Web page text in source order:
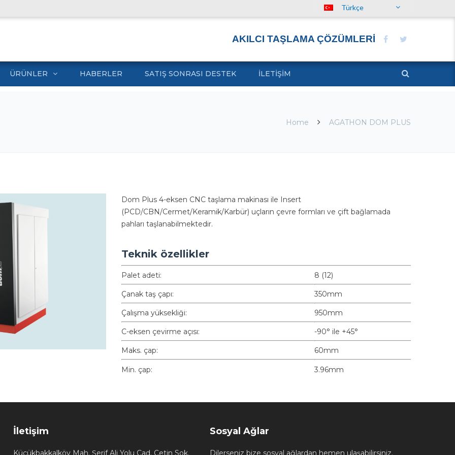
Türkçe
AKILCI TAŞLAMA ÇÖZÜMLERİ
ÜRÜNLER HABERLER SATIŞ SONRASI DESTEK İLETIŞIM
Home AGATHON DOM PLUS
Dom Plus 4-eksen CNC taşlama makinası ile Insert
(PCD/CBN/Cermet/Keramik/Karbür) uçların çevre formları ve çift bağlamada
pahları taşlanabilmektedir.
Teknik özellikler
Palet adeti: 8 (12)
Çanak taş çapı: 350mm
Çalışma yüksekliği: 950mm
C-eksen çevirme açısı: -90° ile +45°
Maks. çap: 60mm
Min. çap: 3.96mm
İletişim
Küçükbakkalköy Mah. Şerif Ali Yolu Cad. Çetin Sok.
Sosyal Ağlar
Dilerseniz bize sosyal ağlardan hemen ulaşabilirsiniz.